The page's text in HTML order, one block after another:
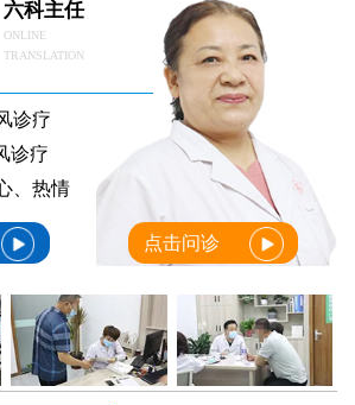
六科主任
ONLINE
TRANSLATION
诊疗
诊疗
、热情
点击问诊